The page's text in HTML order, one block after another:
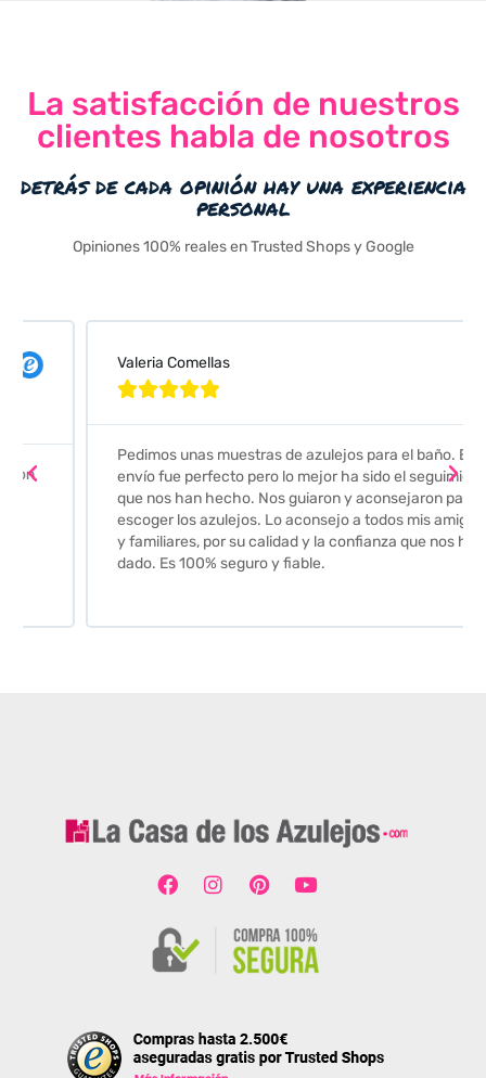
La satisfacción de nuestros
clientes habla de nosotros
detrás de cada opinión hay una experiencia
personal
Opiniones 100% reales en Trusted Shops y Google
Valeria Comellas

Pedimos unas muestras de azulejos para el baño. El
envío fue perfecto pero lo mejor ha sido el seguimiento
que nos han hecho. Nos guiaron y aconsejaron para
escoger los azulejos. Lo aconsejo a todos mis amigos
y familiares, por su calidad y la confianza que nos han
dado. Es 100% seguro y fiable.